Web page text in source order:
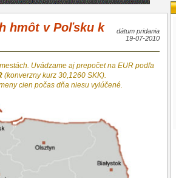
hmôt v Poľsku k
dátum pridania
19-07-2010
Uvádzame aj prepočet na EUR podľa
(konverzny kurz 30,1260 SKK).
cien počas dňa niesu vylúčené.